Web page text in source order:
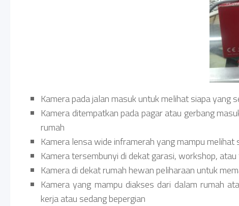
Kamera pada jalan masuk untuk melihat siapa yang
Kamera ditempatkan pada pagar atau gerbang
rumah
Kamera lensa wide inframerah yang mampu
Kamera tersembunyi di dekat garasi, workshop,
Kamera di dekat rumah hewan peliharaan untuk
Kamera yang mampu diakses dari dalam rumah
kerja atau sedang bepergian